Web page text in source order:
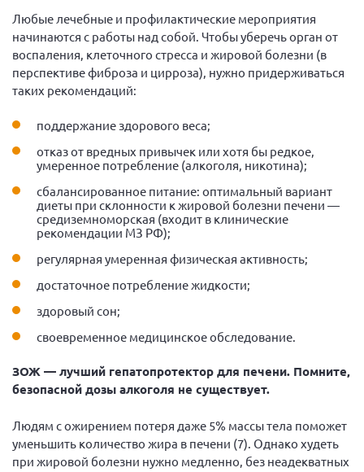
Любые лечебные и профилактические мероприятия
начинаются с работы над собой. Чтобы уберечь орган от
воспаления, клеточного стресса и жировой болезни (в
перспективе фиброза и цирроза), нужно придерживаться
таких рекомендаций:
поддержание здорового веса;
отказ от вредных привычек или хотя бы редкое,
умеренное потребление (алкоголя, никотина);
сбалансированное питание: оптимальный вариант
диеты при склонности к жировой болезни печени —
средиземноморская (входит в клинические
рекомендации МЗ РФ);
регулярная умеренная физическая активность;
достаточное потребление жидкости;
здоровый сон;
своевременное медицинское обследование.
ЗОЖ — лучший гепатопротектор для печени. Помните,
безопасной дозы алкоголя не существует.
Людям с ожирением потеря даже 5% массы тела поможет
уменьшить количество жира в печени (7). Однако худеть
при жировой болезни нужно медленно, без неадекватных